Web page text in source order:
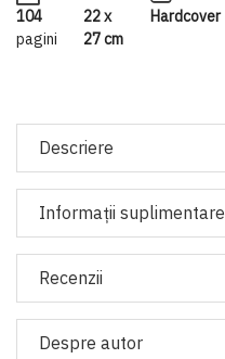
104
pagini
22 x
27 cm
Hardcover
Descriere
Informaţii suplimentare
Recenzii
Despre autor